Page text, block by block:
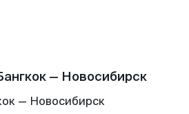
— Новосибирск
— Новосибирск